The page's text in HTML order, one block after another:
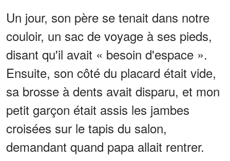
Un jour, son père se tenait dans notre
couloir, un sac de voyage à ses pieds,
disant qu'il avait « besoin d'espace ».
Ensuite, son côté du placard était vide,
sa brosse à dents avait disparu, et mon
petit garçon était assis les jambes
croisées sur le tapis du salon,
demandant quand papa allait rentrer.